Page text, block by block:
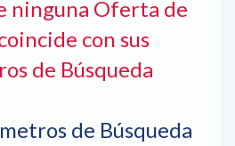
ninguna Oferta de
con sus
de Búsqueda
de Búsqueda